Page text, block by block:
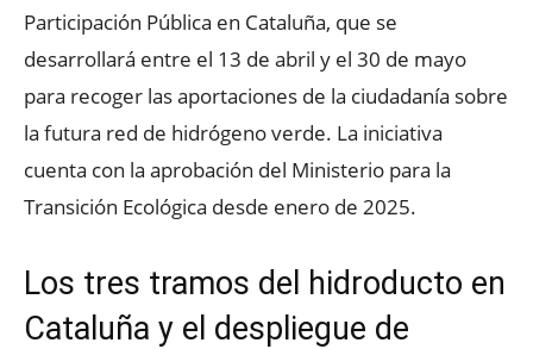
Participación Pública en Cataluña, que se
desarrollará entre el 13 de abril y el 30 de mayo
para recoger las aportaciones de la ciudadanía sobre
la futura red de hidrógeno verde. La iniciativa
cuenta con la aprobación del Ministerio para la
Transición Ecológica desde enero de 2025.
Los tres tramos del hidroducto en
Cataluña y el despliegue de